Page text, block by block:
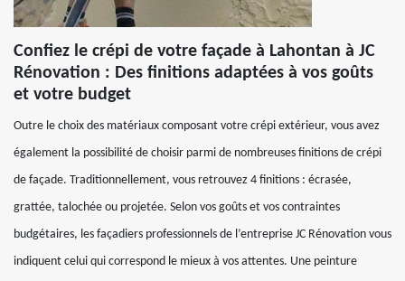
Confiez le crépi de votre façade à Lahontan à JC
Rénovation : Des finitions adaptées à vos goûts
et votre budget
Outre le choix des matériaux composant votre crépi extérieur, vous avez
également la possibilité de choisir parmi de nombreuses finitions de crépi
de façade. Traditionnellement, vous retrouvez 4 finitions : écrasée,
grattée, talochée ou projetée. Selon vos goûts et vos contraintes
budgétaires, les façadiers professionnels de l’entreprise JC Rénovation vous
indiquent celui qui correspond le mieux à vos attentes. Une peinture